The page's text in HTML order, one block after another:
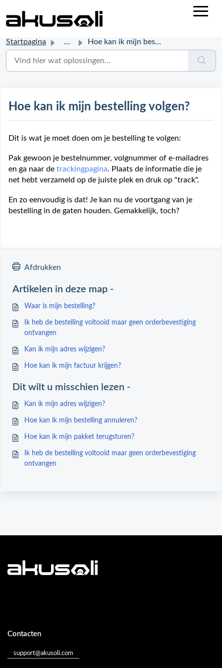
Startpagina ... Hoe kan ik mijn bestelling volgen?
Hoe kan ik mijn bestelling volgen?
Dit is wat je moet doen om je bestelling te volgen:
Pak gewoon je bestelnummer, volgnummer of e-mailadres
en ga naar de trackingpagina. Plaats de informatie die je
net hebt verzameld op de juiste plek en druk op "track".
En zo eenvoudig is dat! Je kan nu de voortgang van je
bestelling in de gaten houden. Gemakkelijk, toch?
Afdrukken
Artikelen in deze map -
Waar is mijn bestelling?
Ik heb de bestelling voltooid maar geen orderbevestiging
ontvangen
Kan ik mijn adres wijzigen?
Hoe kan ik mijn factuur krijgen?
Dit wilt u misschien lezen -
Kan ik mijn adres wijzigen?
Hoe kan ik mijn bestelling annuleren?
Hoe kan ik mijn pakket terugsturen?
Ik heb de bestelling voltooid maar geen orderbevestiging
ontvangen
Contacten
support@akusoli.com